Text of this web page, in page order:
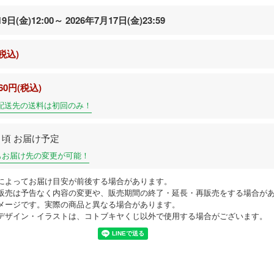
日(金)12:00～ 2026年7月17日(金)23:59
込)
円(税込)
先の送料は初回のみ！
お届け予定
届け先の変更が可能！
よってお届け目安が前後する場合があります。
売は予告なく内容の変更や、販売期間の終了・延長・再販売をする場合があ
ージです。実際の商品と異なる場合があります。
ザイン・イラストは、コトブキヤくじ以外で使用する場合がございます。